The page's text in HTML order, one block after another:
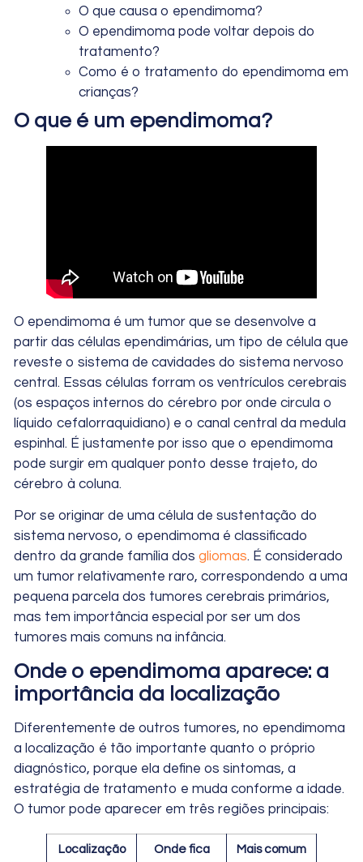
O que causa o ependimoma?
O ependimoma pode voltar depois do
tratamento?
Como é o tratamento do ependimoma em
crianças?
O que é um ependimoma?
O ependimoma é um tumor que se desenvolve a
partir das células ependimárias, um tipo de célula que
reveste o sistema de cavidades do sistema nervoso
central. Essas células forram os ventrículos cerebrais
(os espaços internos do cérebro por onde circula o
líquido cefalorraquidiano) e o canal central da medula
espinhal. É justamente por isso que o ependimoma
pode surgir em qualquer ponto desse trajeto, do
cérebro à coluna.
Por se originar de uma célula de sustentação do
sistema nervoso, o ependimoma é classificado
dentro da grande família dos gliomas. É considerado
um tumor relativamente raro, correspondendo a uma
pequena parcela dos tumores cerebrais primários,
mas tem importância especial por ser um dos
tumores mais comuns na infância.
Onde o ependimoma aparece: a
importância da localização
Diferentemente de outros tumores, no ependimoma
a localização é tão importante quanto o próprio
diagnóstico, porque ela define os sintomas, a
estratégia de tratamento e muda conforme a idade.
O tumor pode aparecer em três regiões principais:
Localização Onde fica
Mais comum